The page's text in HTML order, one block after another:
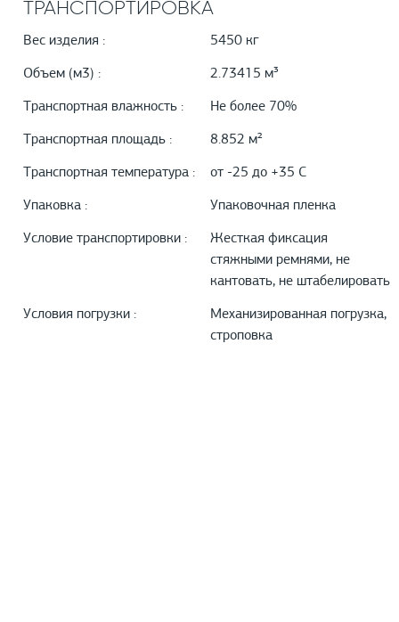
ТРАНСПОРТИРОВКА
Вес изделия : 5450 кг
Объем (м3) : 2.73415 м³
Транспортная влажность : Не более 70%
Транспортная площадь : 8.852 м²
Транспортная температура : от -25 до +35 С
Упаковка : Упаковочная пленка
Условие транспортировки :
Жесткая фиксация
стяжными ремнями, не
кантовать, не штабелировать
Условия погрузки :
Механизированная погрузка,
строповка